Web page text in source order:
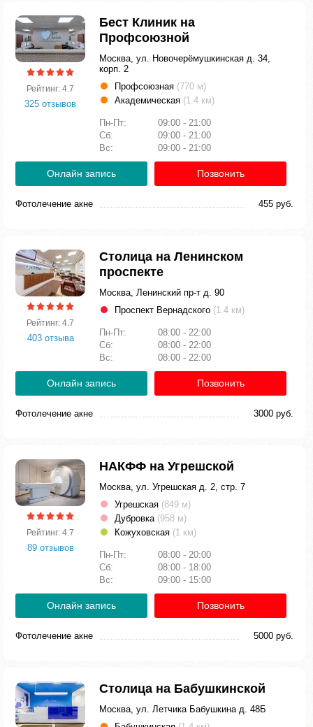
Рейтинг: 4.7
325 отзывов
Бест Клиник на
Профсоюзной
Москва, ул. Новочерёмушкинская д. 34,
корп. 2
Профсоюзная (770 м)
Академическая (1.4 км)
Пн-Пт:
09:00 - 21:00
Сб:
09:00 - 21:00
Вс:
09:00 - 21:00
Онлайн запись Позвонить
Фотолечение акне 455 руб.
Рейтинг: 4.7
403 отзыва
Столица на Ленинском
проспекте
Москва, Ленинский пр-т д. 90
Проспект Вернадского (1.4 км)
Пн-Пт:
08:00 - 22:00
Сб:
08:00 - 22:00
Вс:
08:00 - 22:00
Онлайн запись Позвонить
Фотолечение акне 3000 руб.
Рейтинг: 4.7
89 отзывов
НАКФФ на Угрешской
Москва, ул. Угрешская д. 2, стр. 7
Угрешская (849 м)
Дубровка (958 м)
Кожуховская (1 км)
Пн-Пт:
08:00 - 20:00
Сб:
08:00 - 18:00
Вс:
09:00 - 15:00
Онлайн запись Позвонить
Фотолечение акне 5000 руб.
Столица на Бабушкинской
Москва, ул. Летчика Бабушкина д. 48Б